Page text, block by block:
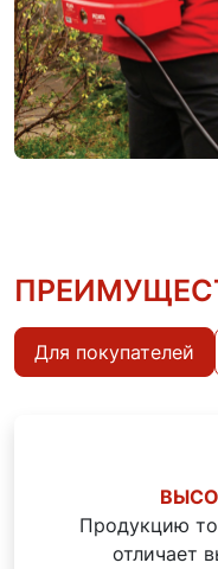
Для покупателей
Продукцию
отличает